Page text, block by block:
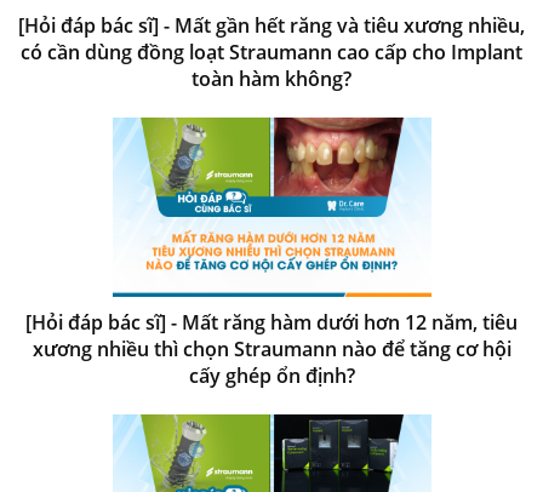
[Hỏi đáp bác sĩ] - Mất gần hết răng và tiêu xương nhiều,
có cần dùng đồng loạt Straumann cao cấp cho Implant
toàn hàm không?
[Hỏi đáp bác sĩ] - Mất răng hàm dưới hơn 12 năm, tiêu
xương nhiều thì chọn Straumann nào để tăng cơ hội
cấy ghép ổn định?